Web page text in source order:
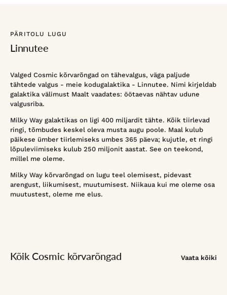
PÄRITOLU LUGU
Linnutee
Valged Cosmic kõrvarõngad on tähevalgus, väga paljude
tähtede valgus - meie kodugalaktika - Linnutee. Nimi kirjeldab
galaktika välimust Maalt vaadates: öötaevas nähtav udune
valgusriba.
Milky Way galaktikas on ligi 400 miljardit tähte. Kõik tiirlevad
ringi, tõmbudes keskel oleva musta augu poole. Maal kulub
päikese ümber tiirlemiseks umbes 365 päeva; kujutle, et ringi
lõpuleviimiseks kulub 250 miljonit aastat. See on teekond,
millel me oleme.
Milky Way kõrvarõngad on lugu teel olemisest, pidevast
arengust, liikumisest, muutumisest. Niikaua kui me oleme osa
muutustest, oleme me elus.
Kõik Cosmic kõrvarõngad Vaata kõiki